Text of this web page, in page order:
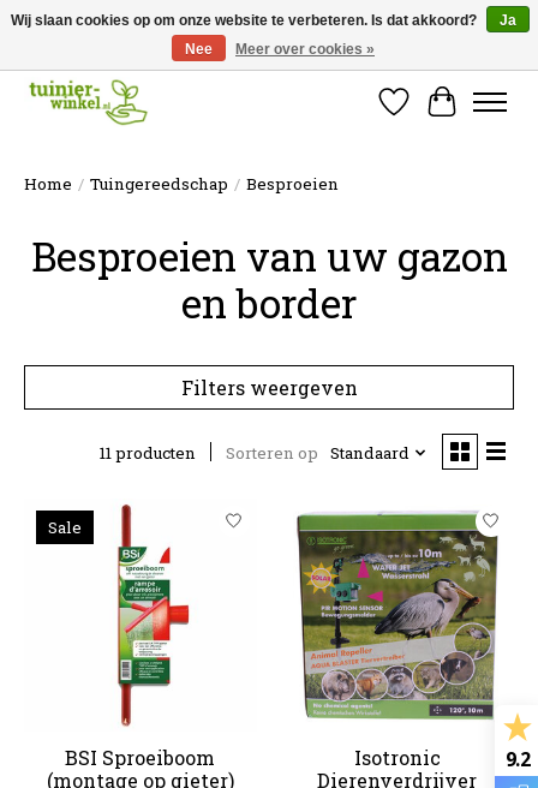
Online tuinartikelen kopen ✓ Online sinds 2007 ✓ Thuiswinkel Waarborg
Verlanglijst
Home / Tuingereedschap / Besproeien
Besproeien van uw gazon
en border
Filters weergeven
11 producten Sorteren op Standaard
Sale
BSI Sproeiboom
(montage op gieter)
Isotronic
Dierenverdrijver
9.2
Wij slaan cookies op om onze website te verbeteren. Is dat akkoord?
Ja
Nee
Meer over cookies »